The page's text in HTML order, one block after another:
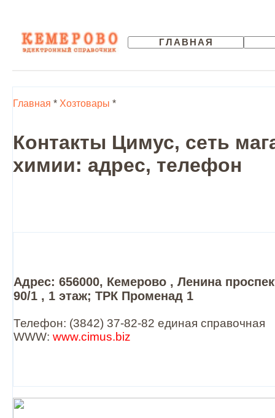
ГЛАВНАЯ
Главная * Хозтовары *
Контакты Цимус, сеть
химии: адрес, телефон
Адрес: 656000, Кемерово , Ленина
90/1 , 1 этаж; ТРК Променад 1
Телефон: (3842) 37-82-82 единая справочная
WWW: www.cimus.biz